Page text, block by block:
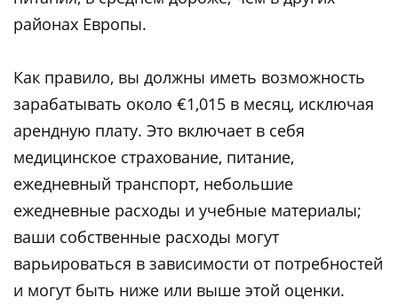
районах Европы.
Как правило, вы должны иметь возможность
зарабатывать около €1,015 в месяц, исключая
арендную плату. Это включает в себя
медицинское страхование, питание,
ежедневный транспорт, небольшие
ежедневные расходы и учебные материалы;
ваши собственные расходы могут
варьироваться в зависимости от потребностей
и могут быть ниже или выше этой оценки.